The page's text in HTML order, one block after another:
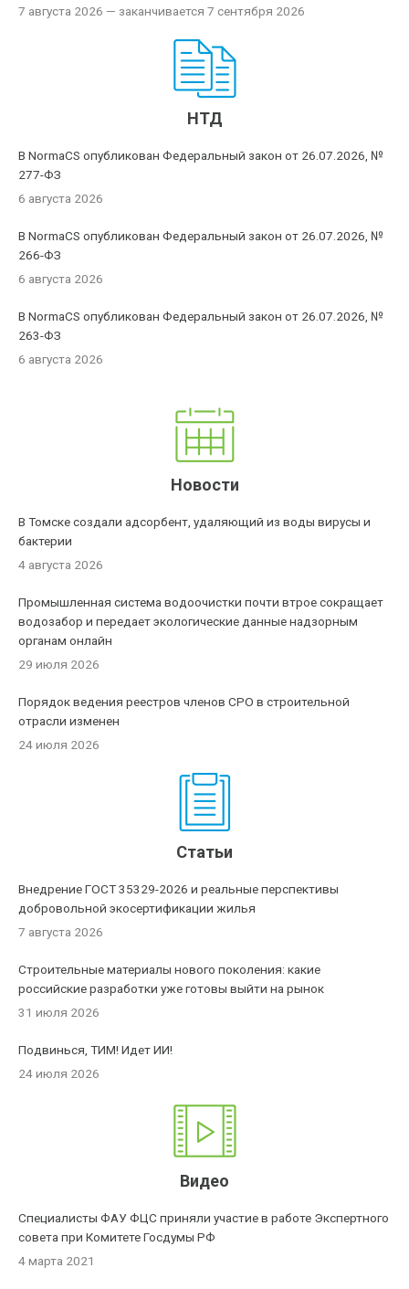
7 августа 2026 — заканчивается 7 сентября 2026
НТД
В NormaCS опубликован Федеральный закон от 26.07.2026, №
277-ФЗ
6 августа 2026
В NormaCS опубликован Федеральный закон от 26.07.2026, №
266-ФЗ
6 августа 2026
В NormaCS опубликован Федеральный закон от 26.07.2026, №
263-ФЗ
6 августа 2026
Новости
В Томске создали адсорбент, удаляющий из воды вирусы и
бактерии
4 августа 2026
Промышленная система водоочистки почти втрое сокращает
водозабор и передает экологические данные надзорным
органам онлайн
29 июля 2026
Порядок ведения реестров членов СРО в строительной
отрасли изменен
24 июля 2026
Статьи
Внедрение ГОСТ 35329-2026 и реальные перспективы
добровольной экосертификации жилья
7 августа 2026
Строительные материалы нового поколения: какие
российские разработки уже готовы выйти на рынок
31 июля 2026
Подвинься, ТИМ! Идет ИИ!
24 июля 2026
Видео
Специалисты ФАУ ФЦС приняли участие в работе Экспертного
совета при Комитете Госдумы РФ
4 марта 2021